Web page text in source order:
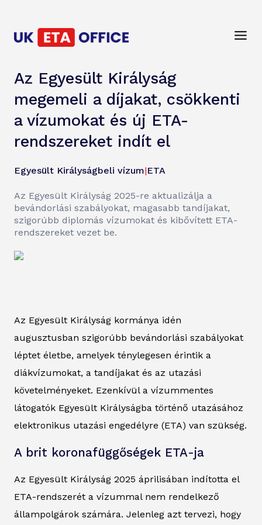
Az Egyesült Királyság
megemeli a díjakat, csökkenti
a vízumokat és új ETA-
rendszereket indít el
Egyesült Királyságbeli vízum|ETA
Az Egyesült Királyság 2025-re aktualizálja a
bevándorlási szabályokat, magasabb tandíjakat,
szigorúbb diplomás vízumokat és kibővített ETA-
rendszereket vezet be.
Az Egyesült Királyság kormánya idén
augusztusban szigorúbb bevándorlási szabályokat
léptet életbe, amelyek ténylegesen érintik a
diákvízumokat, a tandíjakat és az utazási
követelményeket. Ezenkívül a vízummentes
látogatók Egyesült Királyságba történő utazásához
elektronikus utazási engedélyre (ETA) van szükség.
A brit koronafüggőségek ETA-ja
Az Egyesült Királyság 2025 áprilisában indította el
ETA-rendszerét a vízummal nem rendelkező
állampolgárok számára. Jelenleg azt tervezi, hogy